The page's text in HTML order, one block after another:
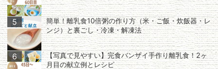
5
簡単！離乳食10倍粥の作り方（米・ご飯・炊飯器・レ
ンジ）と裏ごし・冷凍・解凍法
6
【写真で見やすい】完食バンザイ手作り離乳食！2ヶ
月目の献立例とレシピ